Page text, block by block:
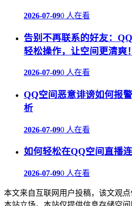
2026-07-090 人在看
告别不再联系的好友：
轻松操作，让空间更清爽！
2026-07-090 人在看
QQ空间恶意诽谤如何报
析
2026-07-090 人在看
如何轻松在QQ空间直播
2026-07-090 人在看
本文来自互联网用户投稿，该文观